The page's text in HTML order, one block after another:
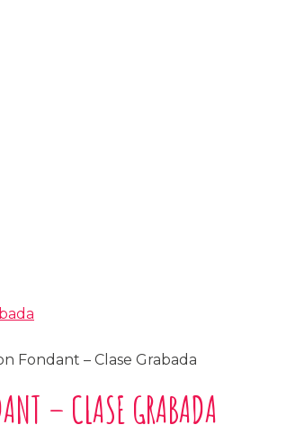
Fondant – Clase Grabada
– CLASE GRABADA